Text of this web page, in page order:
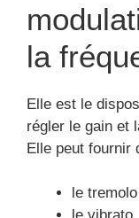
la
Elle est le
régler le gain et
Elle peut fournir
le tremolo